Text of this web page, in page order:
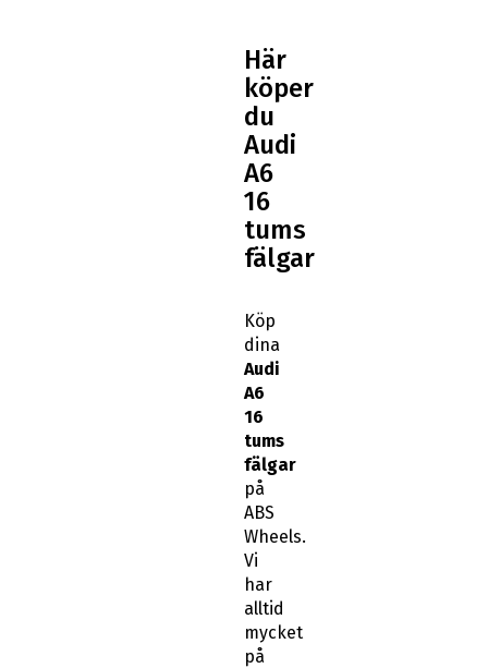
Här
köper
du
Audi
A6
16
tums
fälgar
Köp
dina
Audi
A6
16
tums
fälgar
på
ABS
Wheels.
Vi
har
alltid
mycket
på